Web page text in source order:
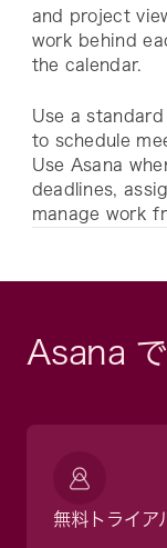
and project
work behind
the calendar.
Use a
to schedule
Use Asana
deadlines,
manage work
Asana
無料トライア